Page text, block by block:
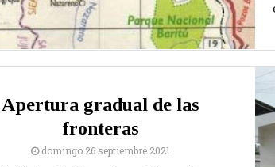
Apertura gradual de las
fronteras
domingo 26 septiembre 2021